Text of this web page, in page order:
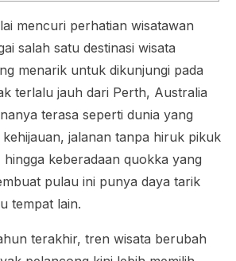
mencuri perhatian wisatawan
salah satu destinasi wisata
menarik untuk dikunjungi pada
terlalu jauh dari Perth, Australia
terasa seperti dunia yang
jalanan tanpa hiruk pikuk
keberadaan quokka yang
pulau ini punya daya tarik
tempat lain.
terakhir, tren wisata berubah